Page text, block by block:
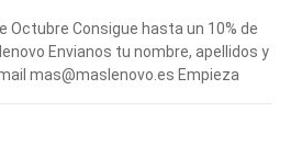
Octubre Consigue hasta un 10% de
Envianos tu nombre, apellidos y
mas@maslenovo.es Empieza